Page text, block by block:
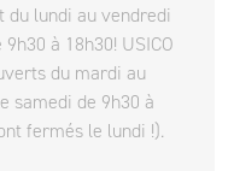
du lundi au vendredi
à 18h30! USICO
du mardi au
samedi de 9h30 à
fermés le lundi !).